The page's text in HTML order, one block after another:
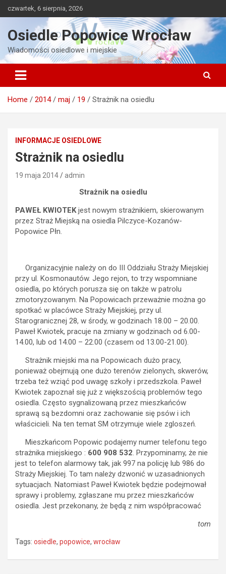
to
czwartek, 6 sierpnia, 2026
Osiedle Popowice Wrocław
Wiadomości osiedlowe i miejskie
Home 2014 maj 19 Strażnik na osiedlu
INFORMACJE OSIEDLOWE
Strażnik na osiedlu
19 maja 2014 admin
Strażnik na osiedlu
PAWEŁ KWIOTEKjest nowym strażnikiem, skierowanym
przez Straż Miejską na osiedla Pilczyce-Kozanów-
Popowice Płn.
Organizacyjnie należy on do III Oddziału Straży Miejskiej
przy ul. Kosmonautów. Jego rejon, to trzy wspomniane
osiedla, po których porusza się on także w patrolu
zmotoryzowanym. Na Popowicach przeważnie można go
spotkać w placówce Straży Miejskiej, przy ul.
Starogranicznej 28, w środy, w godzinach 18.00 – 20.00.
Paweł Kwiotek, pracuje na zmiany w godzinach od 6.00-
14.00, lub od 14.00 – 22.00 (czasem od 13.00-21.00).
Strażnik miejski ma na Popowicach dużo pracy,
ponieważ obejmują one dużo terenów zielonych, skwerów,
trzeba też wziąć pod uwagę szkoły i przedszkola. Paweł
Kwiotek zapoznał się już z większością problemów tego
osiedla. Często sygnalizowaną przez mieszkańców
sprawą są bezdomni oraz zachowanie się psów i ich
właścicieli. Na ten temat SM otrzymuje wiele zgloszeń.
Mieszkańcom Popowic podajemy numer telefonu tego
strażnika miejskiego : 600 908 532. Przypominamy, że nie
jest to telefon alarmowy tak, jak 997 na policję lub 986 do
Straży Miejskiej. To tam należy dzwonić w uzasadnionych
sytuacjach. Natomiast Paweł Kwiotek będzie podejmował
sprawy i problemy, zgłaszane mu przez mieszkańców
osiedla. Jest przekonany, że będą z nim współpracować
tom
Tags: osiedle, popowice, wrocław